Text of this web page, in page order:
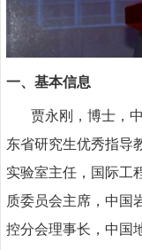
一、 基本信息
贾永刚，博士，
东省研究生优秀指导
实验室主任，国际工
质委员会主席，中国
控分会理事长，中国